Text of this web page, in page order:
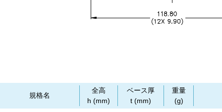
規格名
全高
h (mm)
ベース厚
t (mm)
重量
(g)